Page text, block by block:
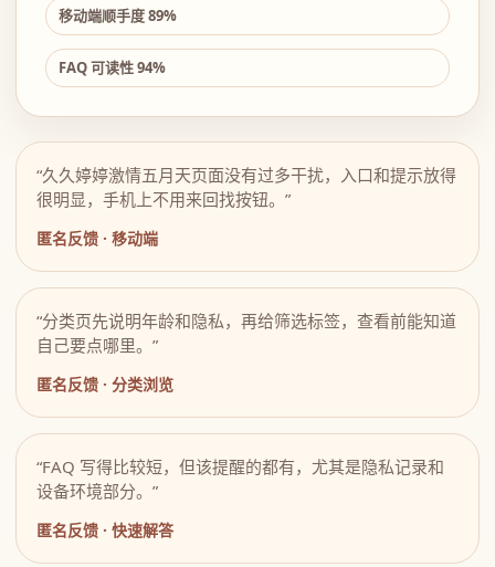
移动端顺手度 89%
FAQ 可读性 94%
“久久婷婷激情五月天页面没有过多干扰，入口和提示放得
很明显，手机上不用来回找按钮。”
匿名反馈 · 移动端
“分类页先说明年龄和隐私，再给筛选标签，查看前能知道
自己要点哪里。”
匿名反馈 · 分类浏览
“FAQ 写得比较短，但该提醒的都有，尤其是隐私记录和
设备环境部分。”
匿名反馈 · 快速解答